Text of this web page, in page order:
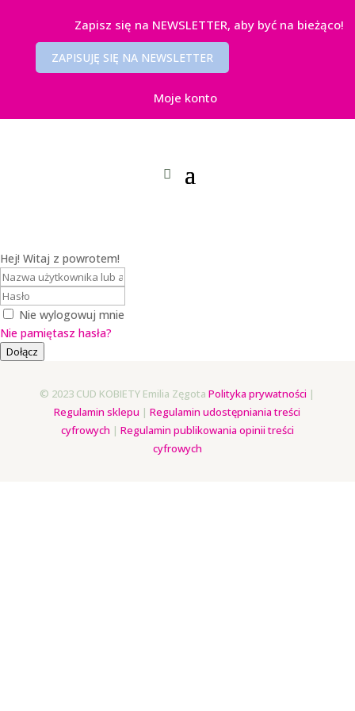
Zapisz się na NEWSLETTER, aby być na bieżąco!
ZAPISUJĘ SIĘ NA NEWSLETTER
Moje konto
Hej! Witaj z powrotem!
Nie wylogowuj mnie
Nie pamiętasz hasła?
Dołącz
© 2023 CUD KOBIETY Emilia ZęgotaPolityka prywatności |
Regulamin sklepu |Regulamin udostępniania treści
cyfrowych | Regulamin publikowania opinii treści
cyfrowych